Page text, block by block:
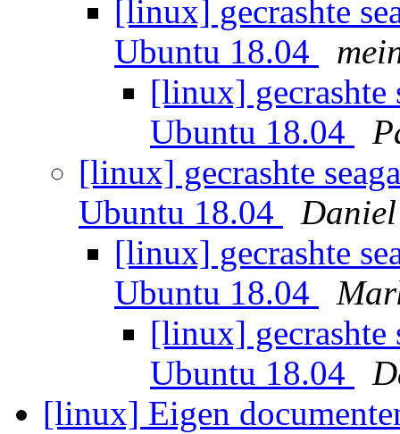
[linux] gecrashte
Ubuntu 18.04
[linux] gecrashte
Ubuntu 18.04
[linux] gecrashte
Ubuntu 18.04
[linux] gecrashte
Ubuntu 18.04
[linux] gecrashte
Ubuntu 18.04
[linux] Eigen